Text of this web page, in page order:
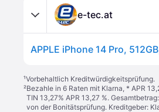
e-tec.at
APPLE iPhone 14 Pro,
¹Vorbehaltlich Kreditwürdigkeitsprüfung.
²Bezahle in 6 Raten mit Klarna, * APR
TIN 13,27% APR 13,27 %.
von der Bonitätsprüfung. Kreditgeber: